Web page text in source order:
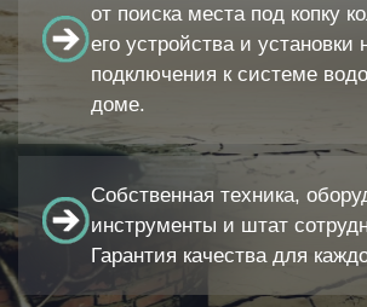
от поиска места под копку
его устройства и установки
подключения к системе
доме.
Собственная техника,
инструменты и штат
Гарантия качества для